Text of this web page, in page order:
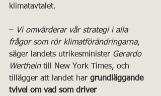
klimatavtalet.
– Vi omvärderar vår strategi i alla
frågor som rör klimatförändringarna,
säger landets utrikesminister Gerardo
Werthein till New York Times, och
tillägger att landet har grundläggande
tvivel om vad som driver